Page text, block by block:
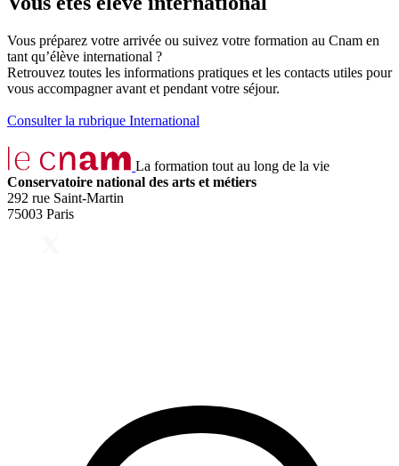
Vous préparez votre arrivée ou suivez votre formation au Cnam en
tant qu’élève international ?
Retrouvez toutes les informations pratiques et les contacts utiles pour
vous accompagner avant et pendant votre séjour.
Consulter la rubrique International
La formation tout au long de la vie
Conservatoire national des arts et métiers
292 rue Saint-Martin
75003 Paris